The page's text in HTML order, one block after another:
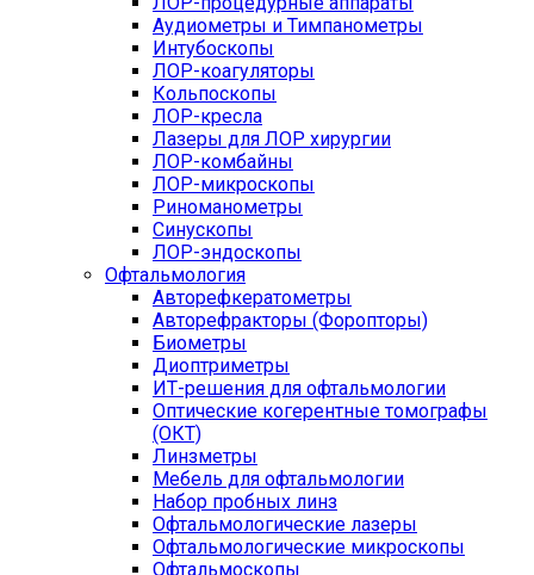
Аудиометры и Тимпанометры
Интубоскопы
ЛОР-коагуляторы
Кольпоскопы
ЛОР-кресла
Лазеры для ЛОР хирургии
ЛОР-комбайны
ЛОР-микроскопы
Риноманометры
Синускопы
ЛОР-эндоскопы
Офтальмология
Авторефкератометры
Авторефракторы (Форопторы)
Биометры
Диоптриметры
ИТ-решения для офтальмологии
Оптические когерентные томографы
(ОКТ)
Линзметры
Мебель для офтальмологии
Набор пробных линз
Офтальмологические лазеры
Офтальмологические микроскопы
Офтальмоскопы